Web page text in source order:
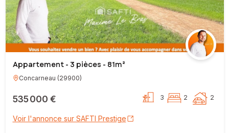
Appartement - 3 pièces - 81m²
Concarneau (29900)
535 000 € 3 2 2
Voir l'annonce sur SAFTI Prestige